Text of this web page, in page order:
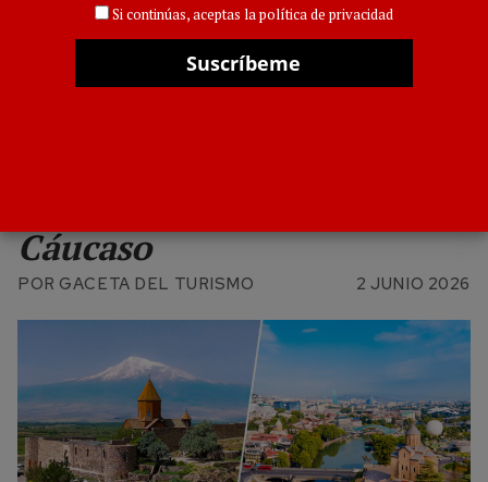
Primer vuelo directo desde
España a Armenia y
Cáucaso
POR GACETA DEL TURISMO 2 JUNIO 2026
Si continúas, aceptas la política de privacidad